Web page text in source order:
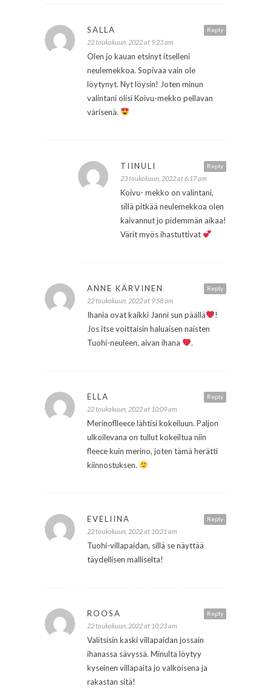
Reply
SALLA
22 toukokuun, 2022 at 9:23 am
Olen jo kauan etsinyt itselleni
neulemekkoa. Sopivaa vain ole
löytynyt. Nyt löysin! Joten minun
valintani olisi Koivu-mekko pellavan
värisenä.
Reply
TIINULI
23 toukokuun, 2022 at 6:17 am
Koivu- mekko on valintani,
sillä pitkää neulemekkoa olen
kaivannut jo pidemmän aikaa!
Värit myös ihastuttivat
Reply
ANNE KÄRVINEN
22 toukokuun, 2022 at 9:58 am
Ihania ovat kaikki Janni sun päällä
!
Jos itse voittaisin haluaisen naisten
Tuohi-neuleen, aivan ihana
.
Reply
ELLA
22 toukokuun, 2022 at 10:09 am
Merinoflleece lähtisi kokeiluun. Paljon
ulkoilevana on tullut kokeiltua niin
fleece kuin merino, joten tämä herätti
kiinnostuksen.
Reply
EVELIINA
22 toukokuun, 2022 at 10:21 am
Tuohi-villapaidan, sillä se näyttää
täydellisen malliselta!
Reply
ROOSA
22 toukokuun, 2022 at 10:23 am
Valitsisin kaski villapaidan jossain
ihanassa sävyssä. Minulta löytyy
kyseinen villapaita jo valkoisena ja
rakastan sitä!